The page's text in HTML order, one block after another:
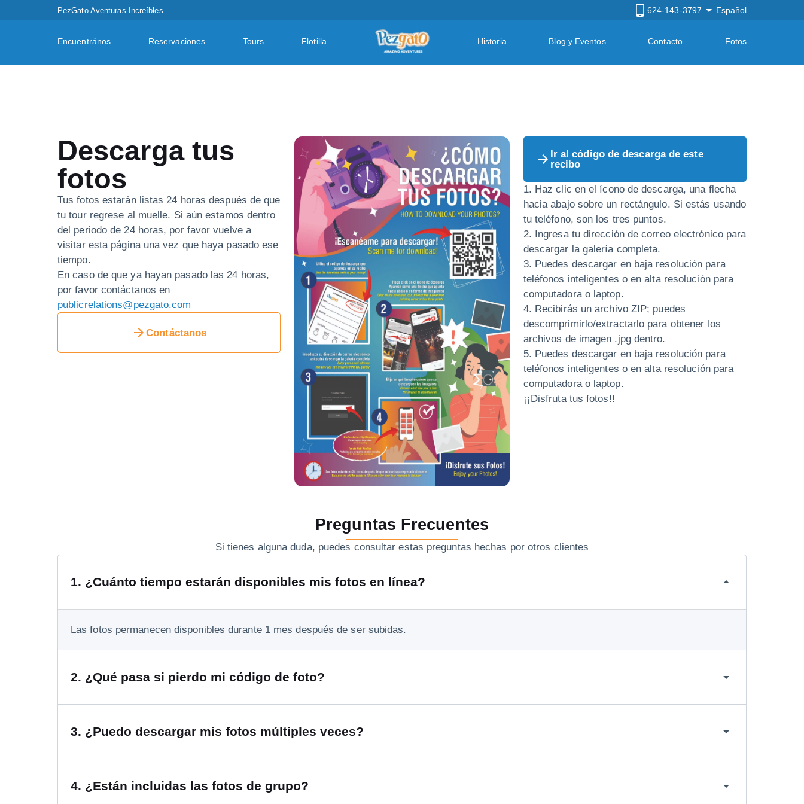
PezGato Aventuras Increíbles 624-143-3797 Español
Encuentrános Reservaciones Tours Flotilla Historia Blog y Eventos Contacto Fotos
Descarga tus
fotos
Tus fotos estarán listas 24 horas después de que
tu tour regrese al muelle. Si aún estamos dentro
del periodo de 24 horas, por favor vuelve a
visitar esta página una vez que haya pasado ese
tiempo.
En caso de que ya hayan pasado las 24 horas,
por favor contáctanos en
publicrelations@pezgato.com
Contáctanos
Ir al código de descarga de este
recibo
1. Haz clic en el ícono de descarga, una flecha
hacia abajo sobre un rectángulo. Si estás usando
tu teléfono, son los tres puntos.
2. Ingresa tu dirección de correo electrónico para
descargar la galería completa.
3. Puedes descargar en baja resolución para
teléfonos inteligentes o en alta resolución para
computadora o laptop.
4. Recibirás un archivo ZIP; puedes
descomprimirlo/extractarlo para obtener los
archivos de imagen .jpg dentro.
5. Puedes descargar en baja resolución para
teléfonos inteligentes o en alta resolución para
computadora o laptop.
¡¡Disfruta tus fotos!!
Preguntas Frecuentes
Si tienes alguna duda, puedes consultar estas preguntas hechas por otros clientes
1. ¿Cuánto tiempo estarán disponibles mis fotos en línea?
Las fotos permanecen disponibles durante 1 mes después de ser subidas.
2. ¿Qué pasa si pierdo mi código de foto?
3. ¿Puedo descargar mis fotos múltiples veces?
4. ¿Están incluidas las fotos de grupo?